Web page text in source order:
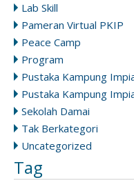
Lab Skill
Pameran Virtual PKIP
Peace Camp
Program
Pustaka Kampung
Pustaka Kampung
Sekolah Damai
Tak Berkategori
Uncategorized
Tag